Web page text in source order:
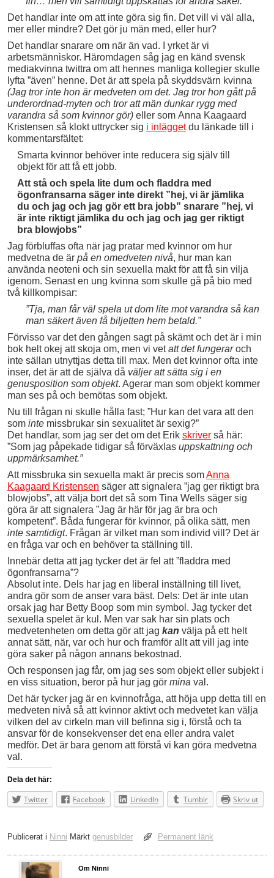
Det handlar inte om att inte göra sig fin. Det vill vi väl alla,
mer eller mindre? Det gör ju män med, eller hur?
Det handlar snarare om när än vad. I yrket är vi
arbetsmänniskor. Häromdagen såg jag en känd svensk
mediakvinna twittra om att hennes manliga kollegier skulle
lyfta ”även” henne. Det är att spela på skyddsvärn kvinna
(Jag tror inte hon är medveten om det. Jag tror hon gått på
underordnad-myten och tror att män dunkar rygg med
varandra så som kvinnor gör) eller som Anna Kaagaard
Kristensen så klokt uttrycker sig i inläggetdu länkade till i
kommentarsfältet:
Smarta kvinnor behöver inte reducera sig själv till
objekt för att få ett jobb.
Att stå och spela lite dum och fladdra med
ögonfransarna säger inte direkt ”hej, vi är jämlika
du och jag och jag gör ett bra jobb” snarare ”hej, vi
är inte riktigt jämlika du och jag och jag ger riktigt
bra blowjobs”
Jag förbluffas ofta när jag pratar med kvinnor om hur
medvetna de är på en omedveten nivå, hur man kan
använda neoteni och sin sexuella makt för att få sin vilja
igenom. Senast en ung kvinna som skulle gå på bio med
två killkompisar:
”Tja, man får väl spela ut dom lite mot varandra så kan
man säkert även få biljetten hem betald.”
Förvisso var det den gången sagt på skämt och det är i min
bok helt okej att skoja om, men vi vetatt det fungeraroch
inte sällan utnyttjas detta till max. Men det kvinnor ofta inte
inser, det är att de själva då väljer att sätta sig i en
genusposition som objekt. Agerar man som objekt kommer
man ses på och bemötas som objekt.
Nu till frågan ni skulle hålla fast; ”Hur kan det vara att den
som inte missbrukar sin sexualitet är sexig?”
Det handlar, som jag ser det om det Erik skriver så här:
”Som jag påpekade tidigar så förväxlas uppskattning och
uppmärksamhet.”
Att missbruka sin sexuella makt är precis somAnna
Kaagaard Kristensen säger att signalera ”jag ger riktigt bra
blowjobs”, att välja bort det så som Tina Wells säger sig
göra är att signalera ”Jag är här för jag är bra och
kompetent”. Båda fungerar för kvinnor, på olika sätt, men
inte samtidigt. Frågan är vilket man som individ vill? Det är
en fråga var och en behöver ta ställning till.
Innebär detta att jag tycker det är fel att ”fladdra med
ögonfransarna”?
Absolut inte. Dels har jag en liberal inställning till livet,
andra gör som de anser vara bäst. Dels: Det är inte utan
orsak jag har Betty Boop som min symbol. Jag tycker det
sexuella spelet är kul. Men var sak har sin plats och
medvetenheten om detta gör att jag kan välja på ett helt
annat sätt, när, var och hur och framför allt att vill jag inte
göra saker på någon annans bekostnad.
Och responsen jag får, om jag ses som objekt eller subjekt i
en viss situation, beror på hur jag gör mina val.
Det här tycker jag är en kvinnofråga, att höja upp detta till en
medveten nivå så att kvinnor aktivt och medvetet kan välja
vilken del av cirkeln man vill befinna sig i, förstå och ta
ansvar för de konsekvenser det ena eller andra valet
medför. Det är bara genom att förstå vi kan göra medvetna
val.
Dela det här:
Twitter Facebook LinkedIn Tumblr Skriv ut
Publicerat i Ninni Märkt genusbilder Permanent länk
Om Ninni